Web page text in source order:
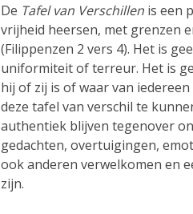
De Tafel van Verschillen is een
vrijheid heersen, met grenzen
(Filippenzen 2 vers 4). Het is
uniformiteit of terreur. Het is
hij of zij is of waar van
deze tafel van verschil te
authentiek blijven tegenover
gedachten, overtuigingen,
ook anderen verwelkomen en
zijn.